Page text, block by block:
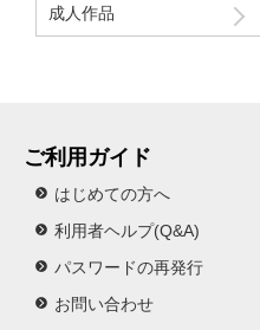
成人作品
ご利用ガイド
はじめての方へ
利用者ヘルプ(Q&A)
パスワードの再発行
お問い合わせ